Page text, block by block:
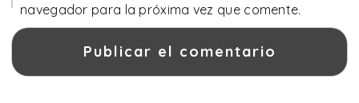
navegador para la próxima vez que comente.